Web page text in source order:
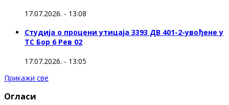
17.07.2026. - 13:08
Студија о процени утицаја 3393 ДВ 401-2-увођене у
ТС Бор 6 Рев 02
17.07.2026. - 13:05
Прикажи све
Огласи